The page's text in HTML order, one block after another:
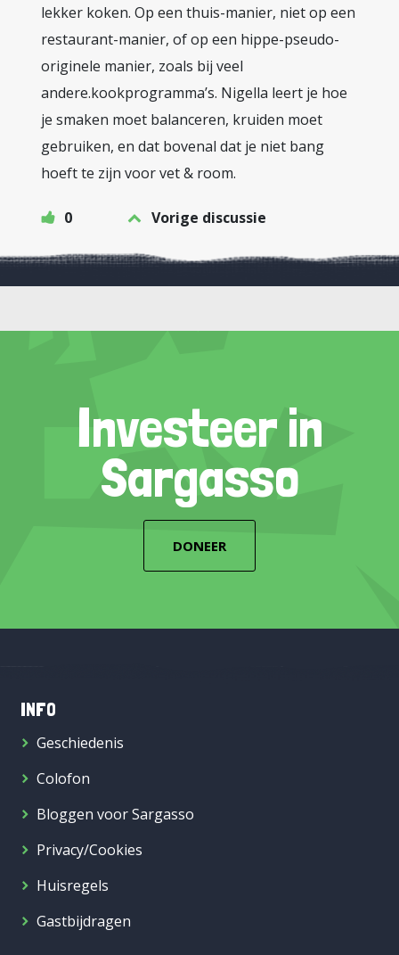
lekker koken. Op een thuis-manier, niet op een
restaurant-manier, of op een hippe-pseudo-
originele manier, zoals bij veel
andere.kookprogramma’s. Nigella leert je hoe
je smaken moet balanceren, kruiden moet
gebruiken, en dat bovenal dat je niet bang
hoeft te zijn voor vet & room.
0 Vorige discussie
Investeer in
Sargasso
DONEER
INFO
Geschiedenis
Colofon
Bloggen voor Sargasso
Privacy/Cookies
Huisregels
Gastbijdragen